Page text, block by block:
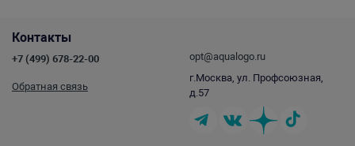
Контакты
+7 (499) 678-22-00
Обратная связь
opt@aqualogo.ru
г.Москва, ул. Профсоюзная,
д.57